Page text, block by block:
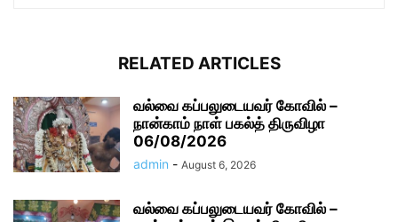
RELATED ARTICLES
வல்வை கப்பலுடையவர் கோவில் –
நான்காம் நாள் பகல்த் திருவிழா
06/08/2026
admin - August 6, 2026
வல்வை கப்பலுடையவர் கோவில் –